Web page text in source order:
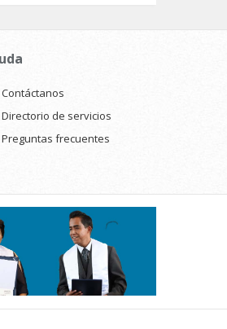
Contáctanos
Directorio de servicios
Preguntas frecuentes